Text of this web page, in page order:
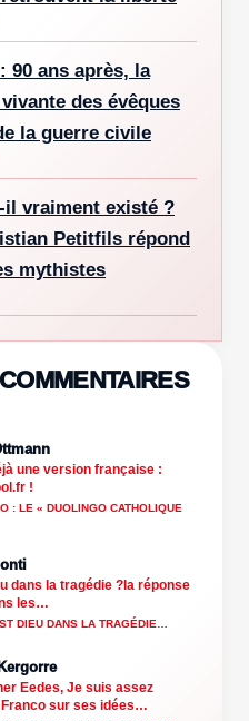
90 ans après, la
des évêques
la guerre civile
il vraiment existé ?
Petitfils répond
mythistes
une version française :
!
: LE « DUOLINGO CATHOLIQUE
dans la tragédie ?la réponse
les…
DIEU DANS LA TRAGÉDIE…
Eedes, Je suis assez
sur ses idées…